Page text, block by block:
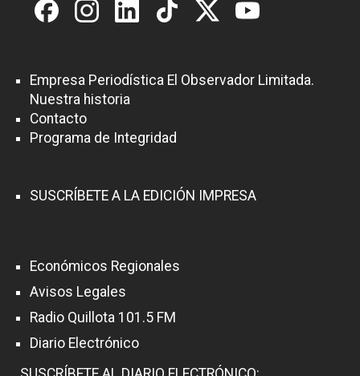
Empresa Periodística El Observador Limitada.
Nuestra historia
Contacto
Programa de Integridad
SUSCRÍBETE A LA EDICIÓN IMPRESA
Económicos Regionales
Avisos Legales
Radio Quillota 101.5 FM
Diario Electrónico